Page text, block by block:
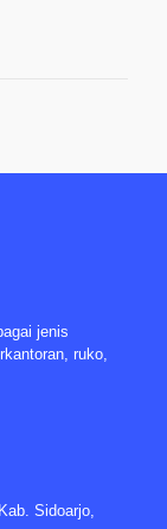
jenis
ruko,
Sidoarjo,